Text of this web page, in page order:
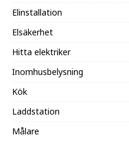
Elinstallation
Elsäkerhet
Hitta elektriker
Inomhusbelysning
Kök
Laddstation
Målare